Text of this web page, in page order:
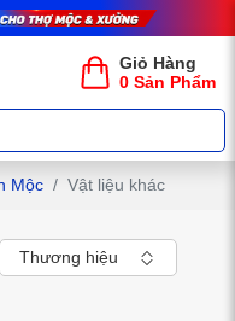
Giỏ Hàng
0 Sản Phẩm
Mộc Vật liệu khác
Thương hiệu